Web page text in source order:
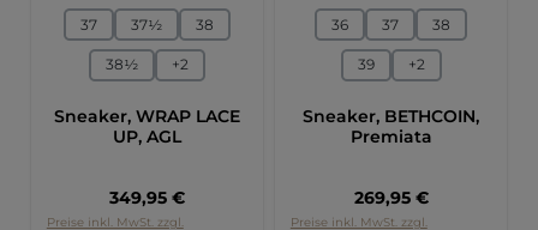
Größe auswählen
37 37½ 38
38½ +2
Sneaker, WRAP LACE
UP, AGL
Regulärer Preis:
349,95 €
Preise inkl. MwSt. zzgl.
Größe auswählen
36 37 38
39 +2
Sneaker, BETHCOIN,
Premiata
Regulärer Preis:
269,95 €
Preise inkl. MwSt. zzgl.